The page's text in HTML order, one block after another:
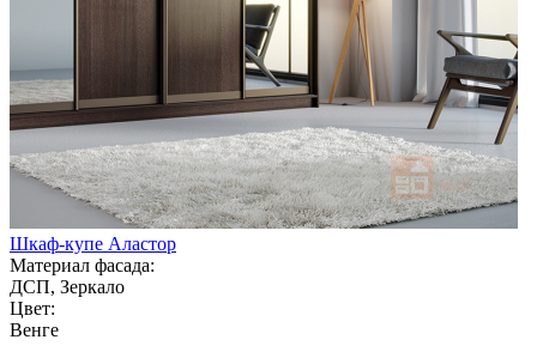
Шкаф-купе Аластор
Материал фасада:
ДСП, Зеркало
Цвет:
Венге